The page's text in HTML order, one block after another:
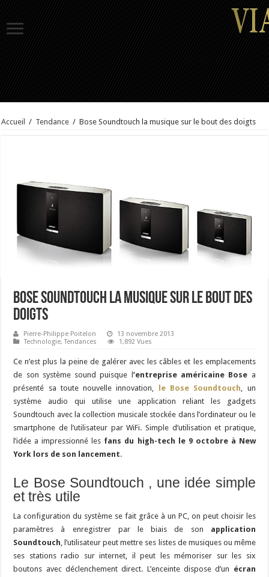
Accueil / Tendance / Bose Soundtouch la musique sur le bout des doigts
Bose Soundtouch la musique sur le bout des
doigts
Pierre-Philippe Poitelon
13 novembre 2013
Technologie,Tendances 1,892 Vues
Ce n’est plus la peine de galérer avec les câbles et les emplacements
de son système sound puisque l ’entreprise américaine Bose a
présenté sa toute nouvelle innovation,
le Bose Soundtouch, un
système audio qui utilise une application reliant les gadgets
Soundtouch avec la collection musicale stockée dans l’ordinateur ou le
smartphone de l’utilisateur par WiFi. Simple d’utilisation et pratique,
l’idée a impressionné les fans du high-tech le 9 octobre à New
York lors de son lancement.
Le Bose Soundtouch , une idée simple
et très utile
La configuration du système se fait grâce à un PC, on peut choisir les
paramètres à enregistrer par le biais de son application
Soundtouch, l’utilisateur peut mettre ses listes de musiques ou même
ses stations radio sur internet, il peut les mémoriser sur les six
boutons avec déclenchement direct. L’enceinte dispose d’un écran